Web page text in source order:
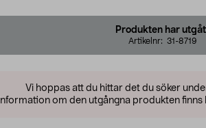
Produkten har
Artikelnr: 31-8719
Vi hoppas att du hittar det du söker
Information om den utgångna produkten finns